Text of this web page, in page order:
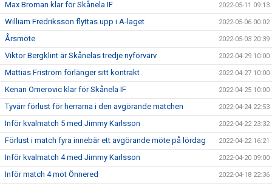
Max Broman klar för Skånela IF 2022-05-11 09:13
William Fredriksson flyttas upp i A-laget 2022-05-06 00:02
Årsmöte 2022-05-03 20:39
Viktor Bergklint är Skånelas tredje nyförvärv 2022-04-29 10:00
Mattias Friström förlänger sitt kontrakt 2022-04-27 10:00
Kenan Omerovic klar för Skånela IF 2022-04-25 10:00
Tyvärr förlust för herrarna i den avgörande matchen 2022-04-24 22:53
Inför kvalmatch 5 med Jimmy Karlsson 2022-04-22 23:32
Förlust i match fyra innebär ett avgörande möte på lördag 2022-04-22 16:21
Inför kvalmatch 4 med Jimmy Karlsson 2022-04-20 09:00
Inför match 4 mot Önnered 2022-04-18 22:36